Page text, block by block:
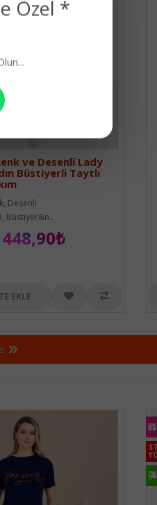
ve Desenli Lady
Büstiyerli Taytlı
Desenli
Büstiyer&n..
448,90₺
EKLE
Özel *